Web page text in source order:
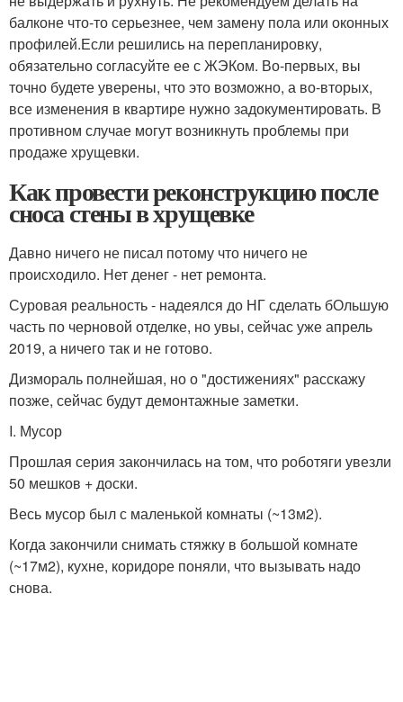
балконе что-то серьезнее, чем замену пола или оконных
профилей.Если решились на перепланировку,
обязательно согласуйте ее с ЖЭКом. Во-первых, вы
точно будете уверены, что это возможно, а во-вторых,
все изменения в квартире нужно задокументировать. В
противном случае могут возникнуть проблемы при
продаже хрущевки.
Как провести реконструкцию после
сноса стены в хрущевке
Давно ничего не писал потому что ничего не
происходило. Нет денег - нет ремонта.
Суровая реальность - надеялся до НГ сделать бОльшую
часть по черновой отделке, но увы, сейчас уже апрель
2019, а ничего так и не готово.
Дизмораль полнейшая, но о "достижениях" расскажу
позже, сейчас будут демонтажные заметки.
I. Мусор
Прошлая серия закончилась на том, что роботяги увезли
50 мешков + доски.
Весь мусор был с маленькой комнаты (~13м2).
Когда закончили снимать стяжку в большой комнате
(~17м2), кухне, коридоре поняли, что вызывать надо
снова.